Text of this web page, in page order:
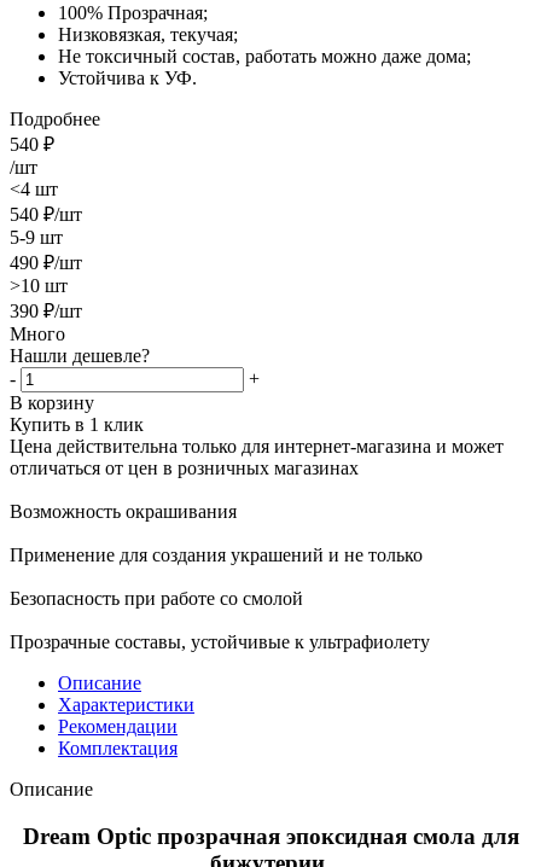
100% Прозрачная;
Низковязкая, текучая;
Не токсичный состав, работать можно даже дома;
Устойчива к УФ.
Подробнее
540 ₽
/шт
<4 шт
540 ₽/шт
5-9 шт
490 ₽/шт
>10 шт
390 ₽/шт
Много
Нашли дешевле?
-
+
В корзину
Купить в 1 клик
Цена действительна только для интернет-магазина и может
отличаться от цен в розничных магазинах
Возможность окрашивания
Применение для создания украшений и не только
Безопасность при работе со смолой
Прозрачные составы, устойчивые к ультрафиолету
Описание
Характеристики
Рекомендации
Комплектация
Описание
Dream Optic прозрачная эпоксидная смола для